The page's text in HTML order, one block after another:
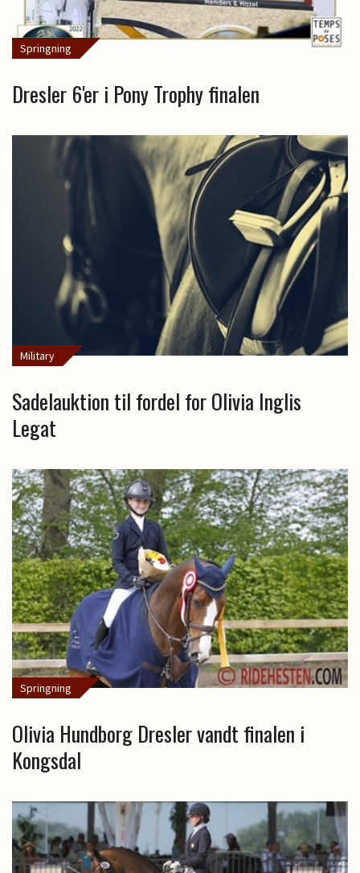
Springning
Dresler 6'er i Pony Trophy finalen
Military
Sadelauktion til fordel for Olivia Inglis
Legat
Springning
Olivia Hundborg Dresler vandt finalen i
Kongsdal